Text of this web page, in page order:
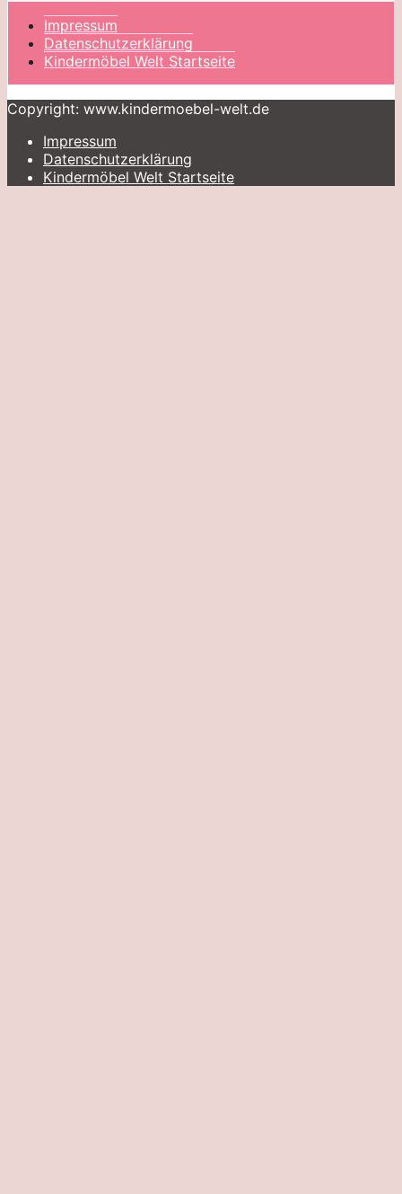
Impressum
Datenschutzerklärung
Kindermöbel Welt Startseite
Copyright: www.kindermoebel-welt.de
Impressum
Datenschutzerklärung
Kindermöbel Welt Startseite